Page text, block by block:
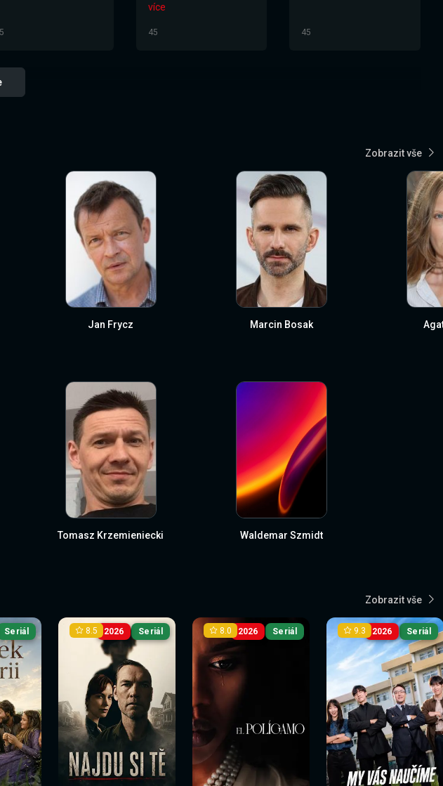
více
45 45
Zobrazit vše
Jan Frycz Marcin Bosak
Tomasz Krzemieniecki Waldemar Szmidt
Zobrazit vše
Seriál 2026
8.5 Seriál 2026
8.0 Seriál 2026
9.3 Seriál